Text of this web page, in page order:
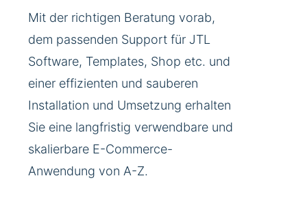
Mit der richtigen Beratung vorab,
dem passenden Support für JTL
Software, Templates, Shop etc. und
einer effizienten und sauberen
Installation und Umsetzung erhalten
Sie eine langfristig verwendbare und
skalierbare E-Commerce-
Anwendung von A-Z.